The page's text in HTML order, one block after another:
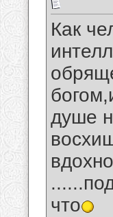
Как
душе
что